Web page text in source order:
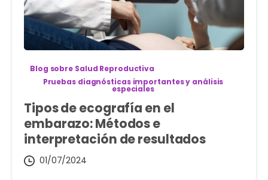
Blog sobre Salud Reproductiva
Pruebas diagnósticas importantes y análisis
especiales
Tipos de ecografía en el
embarazo: Métodos e
interpretación de resultados
01/07/2024